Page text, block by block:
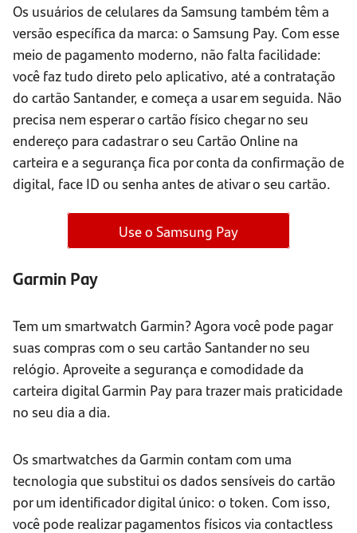
Os usuários de celulares da Samsung também têm a
versão específica da marca: o Samsung Pay. Com esse
meio de pagamento moderno, não falta facilidade:
você faz tudo direto pelo aplicativo, até a contratação
do cartão Santander, e começa a usar em seguida. Não
precisa nem esperar o cartão físico chegar no seu
endereço para cadastrar o seu Cartão Online na
carteira e a segurança fica por conta da confirmação de
digital, face ID ou senha antes de ativar o seu cartão.
Use o Samsung Pay
Garmin Pay
Tem um smartwatch Garmin? Agora você pode pagar
suas compras com o seu cartão Santander no seu
relógio. Aproveite a segurança e comodidade da
carteira digital Garmin Pay para trazer mais praticidade
no seu dia a dia.
Os smartwatches da Garmin contam com uma
tecnologia que substitui os dados sensíveis do cartão
por um identificador digital único: o token. Com isso,
você pode realizar pagamentos físicos via contactless